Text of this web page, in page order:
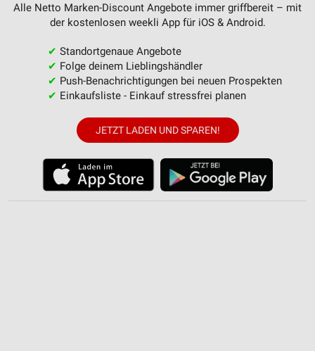
Alle Netto Marken-Discount Angebote immer griffbereit – mit
der kostenlosen weekli App für iOS & Android.
✔ Standortgenaue Angebote
✔ Folge deinem Lieblingshändler
✔ Push-Benachrichtigungen bei neuen Prospekten
✔ Einkaufsliste - Einkauf stressfrei planen
JETZT LADEN UND SPAREN!